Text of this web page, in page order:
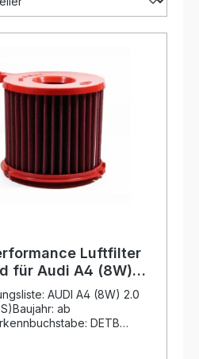
Luftfilter
für Audi A4 (8W)
PS) Bj. 2016-
AUDI A4 (8W) 2.0
ab
DETB